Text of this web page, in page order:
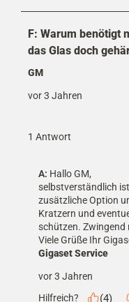
F: Warum benötigt
das Glas doch
GM
vor 3 Jahren
1 Antwort
A: Hallo GM,
selbstverständlich
zusätzliche Option
Kratzern und
schützen.
Viele Grüße Ihr
Gigaset Service
vor 3 Jahren
Hilfreich?
(4)